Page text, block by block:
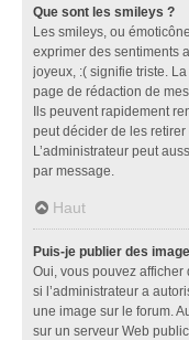
Que sont les smileys ?
Les smileys, ou
exprimer des sentiments
joyeux, :( signifie triste.
page de rédaction de
Ils peuvent rapidement
peut décider de les retirer
L’administrateur peut
par message.
Haut
Puis-je publier des
Oui, vous pouvez afficher
si l’administrateur a
une image sur le forum.
sur un serveur Web